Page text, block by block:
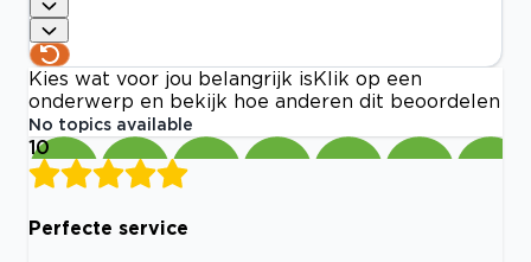
Kies wat voor jou belangrijk is Klik op een
onderwerp en bekijk hoe anderen dit beoordelen
No topics available
10
Perfecte service